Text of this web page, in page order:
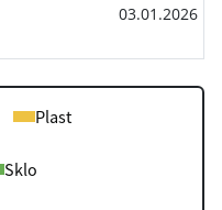
03.01.2026
Plast
Sklo